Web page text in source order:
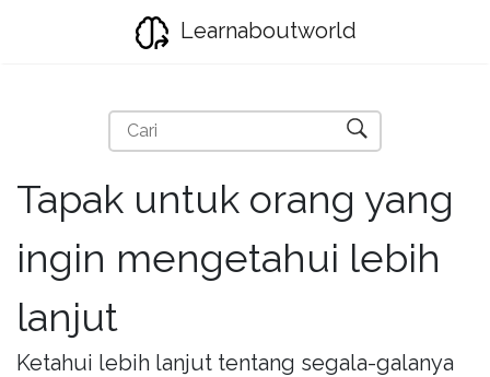
Learnaboutworld
Tapak untuk orang yang
ingin mengetahui lebih
lanjut
Ketahui lebih lanjut tentang segala-galanya